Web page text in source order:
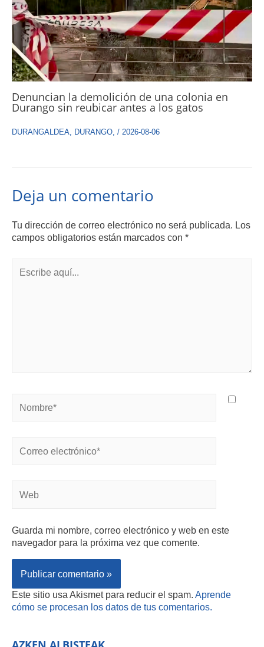
Denuncian la demolición de una colonia en
Durango sin reubicar antes a los gatos
DURANGALDEA, DURANGO, / 2026-08-06
Deja un comentario
Tu dirección de correo electrónico no será publicada. Los
campos obligatorios están marcados con *
Guarda mi nombre, correo electrónico y web en este
navegador para la próxima vez que comente.
Este sitio usa Akismet para reducir el spam. Aprende
cómo se procesan los datos de tus comentarios.